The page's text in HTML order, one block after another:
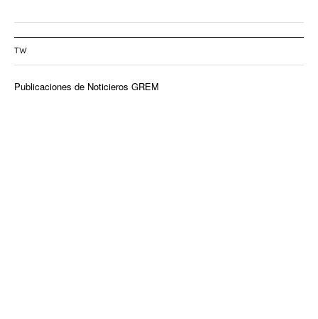
TW
Publicaciones de Noticieros GREM